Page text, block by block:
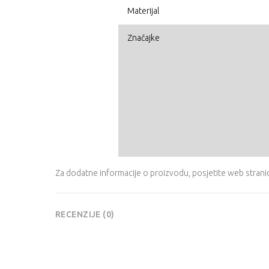
Materijal
Značajke
Za dodatne informacije o proizvodu, posjetite web
RECENZIJE (0)